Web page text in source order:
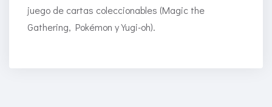
juego de cartas coleccionables (Magic the
Gathering, Pokémon y Yugi-oh).